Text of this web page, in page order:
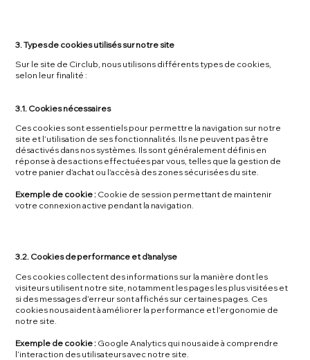
3. Types de cookies utilisés sur notre site
Sur le site de Circlub, nous utilisons différents types de cookies,
selon leur finalité :
3.1. Cookies nécessaires
Ces cookies sont essentiels pour permettre la navigation sur notre
site et l’utilisation de ses fonctionnalités. Ils ne peuvent pas être
désactivés dans nos systèmes. Ils sont généralement définis en
réponse à des actions effectuées par vous, telles que la gestion de
votre panier d’achat ou l’accès à des zones sécurisées du site.
Exemple de cookie : Cookie de session permettant de maintenir
votre connexion active pendant la navigation.
3.2. Cookies de performance et d'analyse
Ces cookies collectent des informations sur la manière dont les
visiteurs utilisent notre site, notamment les pages les plus visitées et
si des messages d’erreur sont affichés sur certaines pages. Ces
cookies nous aident à améliorer la performance et l’ergonomie de
notre site.
Exemple de cookie : Google Analytics qui nous aide à comprendre
l’interaction des utilisateurs avec notre site.